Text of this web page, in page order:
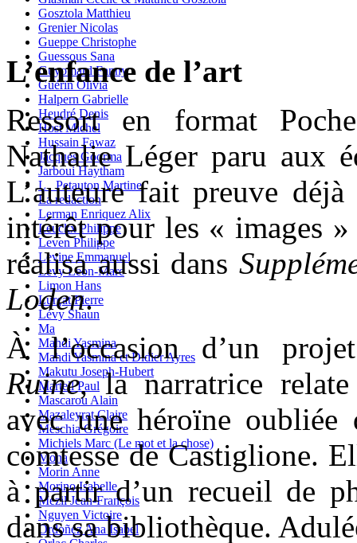
Gosztola Matthieu
Grenier Nicolas
Gueppe Christophe
Guessous Sana
Guyomard Fanny
Guérin Olivia
Halpern Gabrielle
Heudré Denis
Host Michel
Hussain Fawaz
Jacques Goorma
Jarboui Haytham
L_ Petauton Martine
La redaction
Lerman Enriquez Alix
Leuckx Philippe
Leven Philippe
Levine Emmanuel
Levy Leon-Marc
Limon Hans
Lurçat Pierre
Lévy Shaun
Ma
Mahdi Yasmina
Mahdi Yasmina et Didier Ayres
Makutu Joseph-Hubert
Martell Paul
Mascarou Alain
Mazaleyrat Claire
Meschia Grégoire
Michiels Marc (Le mot et la chose)
Mona
Morin Anne
Morino Isabelle
Mézil Jean-François
Nguyen Victoire
Ordoñez Ana Isabel
L’enfance de l’art
Ressort en format
Nathalie Léger paru aux
L’auteure fait preuve
intérêt pour les « images
réalisa aussi dans
Loden.
À l’occasion d’un
Ruine, la narratrice
avec une héroïne
comtesse de Castiglione.
à partir d’un recueil de
dans sa bibliothèque.